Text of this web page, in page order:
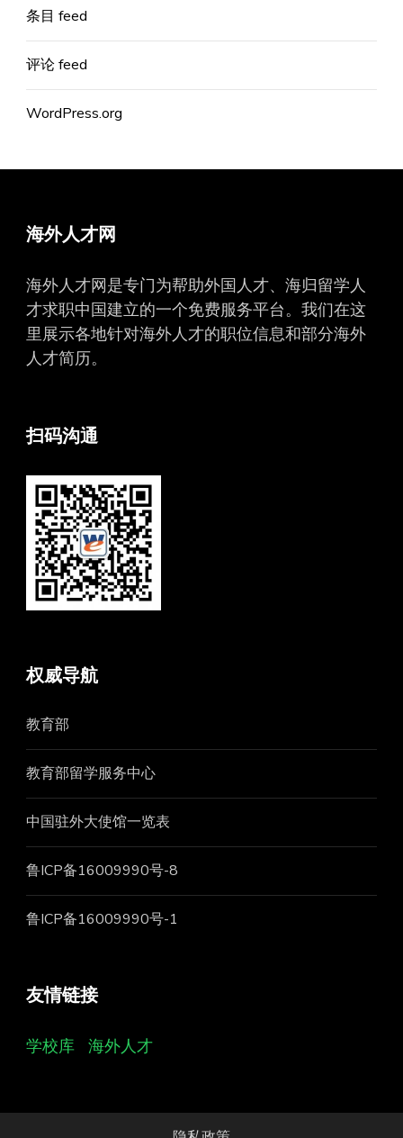
条目 feed
评论 feed
WordPress.org
海外人才网
海外人才网是专门为帮助外国人才、海归留学人
才求职中国建立的一个免费服务平台。我们在这
里展示各地针对海外人才的职位信息和部分海外
人才简历。
扫码沟通
权威导航
教育部
教育部留学服务中心
中国驻外大使馆一览表
鲁ICP备16009990号-8
鲁ICP备16009990号-1
友情链接
学校库 海外人才